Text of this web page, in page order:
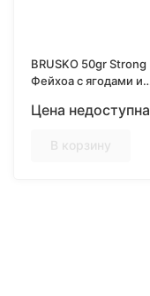
BRUSKO 50gr Strong
Фейхоа с ягодами и
Цена недоступна
В корзину